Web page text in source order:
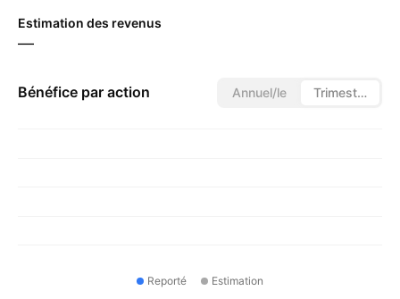
Estimation des revenus
—
Bénéfice par action Annuel/le Trimestriel/le
Reporté Estimation